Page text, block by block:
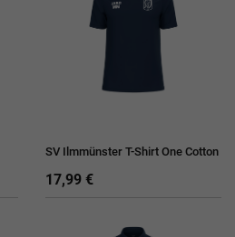
SV Ilmmünster T-Shirt One Cotton
17,99 €